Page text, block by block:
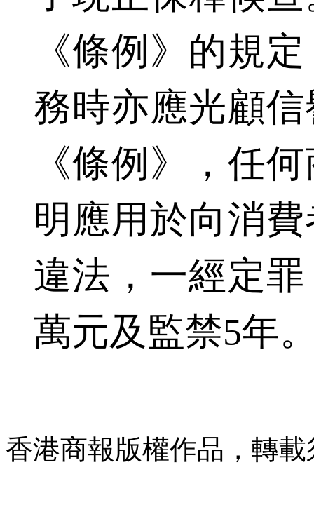
《條例》的規
務時亦應光顧
《條例》，任
明應用於向消
違法，一經定
萬元及監禁5年
香港商報版權作品，轉